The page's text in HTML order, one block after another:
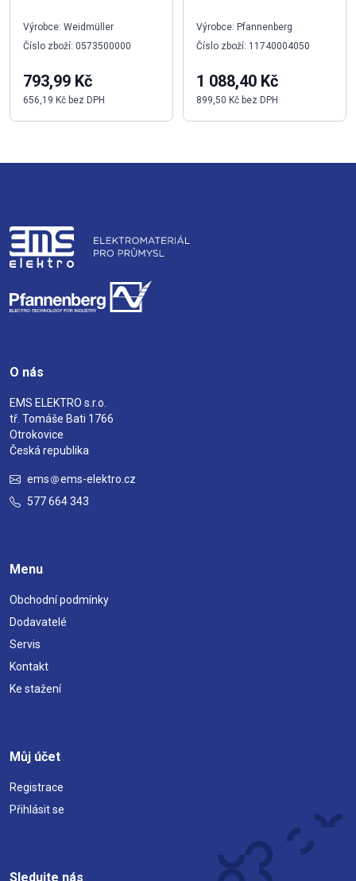
Výrobce: Weidmüller
Číslo zboží: 0573500000
793,99 Kč
656,19 Kč bez DPH
Výrobce: Pfannenberg
Číslo zboží: 11740004050
1 088,40 Kč
899,50 Kč bez DPH
O nás
EMS ELEKTRO s.r.o.
tř. Tomáše Bati 1766
Otrokovice
Česká republika
ems
ems-elektro.cz
577 664 343
Menu
Obchodní podmínky
Dodavatelé
Servis
Kontakt
Ke stažení
Můj účet
Registrace
Přihlásit se
Sledujte nás